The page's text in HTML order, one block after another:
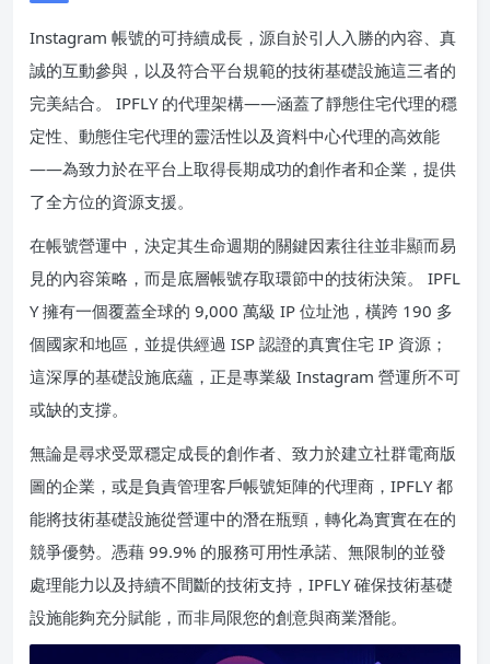
Instagram 帳號的可持續成長，源自於引人入勝的內容、真
誠的互動參與，以及符合平台規範的技術基礎設施這三者的
完美結合。 IPFLY 的代理架構——涵蓋了靜態住宅代理的穩
定性、動態住宅代理的靈活性以及資料中心代理的高效能
——為致力於在平台上取得長期成功的創作者和企業，提供
了全方位的資源支援。
在帳號營運中，決定其生命週期的關鍵因素往往並非顯而易
見的內容策略，而是底層帳號存取環節中的技術決策。 IPFL
Y 擁有一個覆蓋全球的 9,000 萬級 IP 位址池，橫跨 190 多
個國家和地區，並提供經過 ISP 認證的真實住宅 IP 資源；
這深厚的基礎設施底蘊，正是專業級 Instagram 營運所不可
或缺的支撐。
無論是尋求受眾穩定成長的創作者、致力於建立社群電商版
圖的企業，或是負責管理客戶帳號矩陣的代理商，IPFLY 都
能將技術基礎設施從營運中的潛在瓶頸，轉化為實實在在的
競爭優勢。憑藉 99.9% 的服務可用性承諾、無限制的並發
處理能力以及持續不間斷的技術支持，IPFLY 確保技術基礎
設施能夠充分賦能，而非局限您的創意與商業潛能。